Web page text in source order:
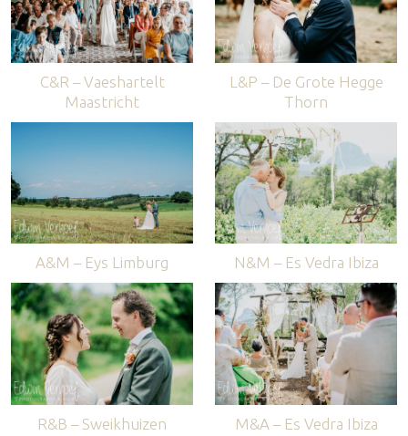
C&R – Vaeshartelt
Maastricht
L&P – De Grote Hegge
Thorn
A&M – Eys Limburg N&M – Es Vedra Ibiza
R&B – Sweikhuizen
M&A – Es Vedra Ibiza